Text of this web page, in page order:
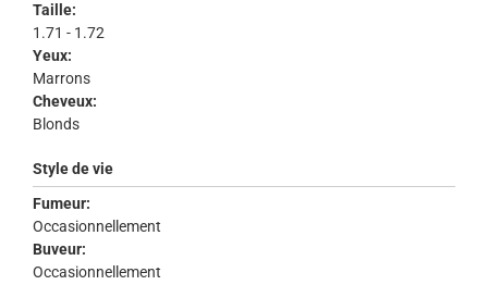
Taille:
1.71 - 1.72
Yeux:
Marrons
Cheveux:
Blonds
Style de vie
Fumeur:
Occasionnellement
Buveur:
Occasionnellement